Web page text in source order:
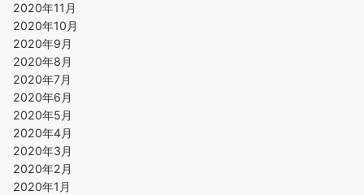
2020年11月
2020年10月
2020年9月
2020年8月
2020年7月
2020年6月
2020年5月
2020年4月
2020年3月
2020年2月
2020年1月